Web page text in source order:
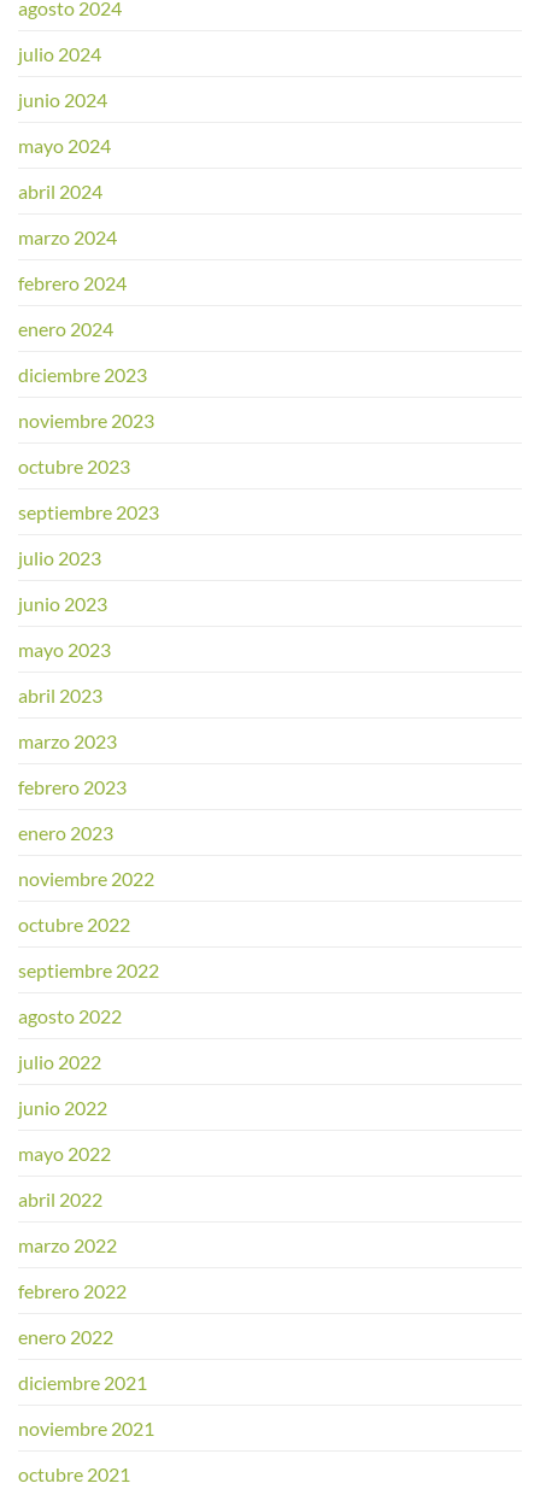
agosto 2024
julio 2024
junio 2024
mayo 2024
abril 2024
marzo 2024
febrero 2024
enero 2024
diciembre 2023
noviembre 2023
octubre 2023
septiembre 2023
julio 2023
junio 2023
mayo 2023
abril 2023
marzo 2023
febrero 2023
enero 2023
noviembre 2022
octubre 2022
septiembre 2022
agosto 2022
julio 2022
junio 2022
mayo 2022
abril 2022
marzo 2022
febrero 2022
enero 2022
diciembre 2021
noviembre 2021
octubre 2021